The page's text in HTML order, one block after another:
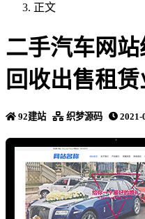
正文
二手汽车网
回收出售租
92建站 织梦源码 2021-